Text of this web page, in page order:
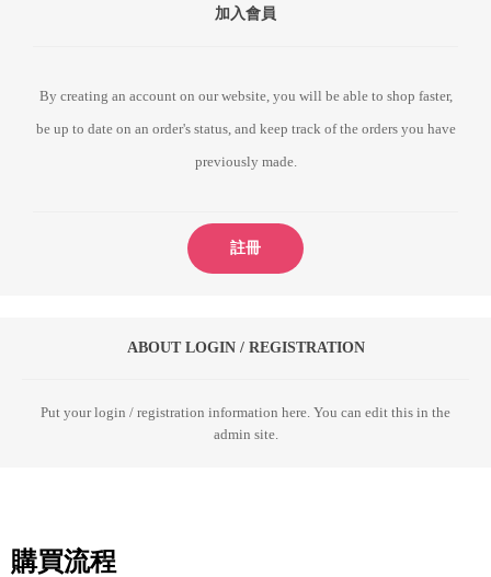
加入會員
By creating an account on our website, you will be able to shop faster,
be up to date on an order's status, and keep track of the orders you have
previously made.
註冊
ABOUT LOGIN / REGISTRATION
Put your login / registration information here. You can edit this in the
admin site.
購買流程